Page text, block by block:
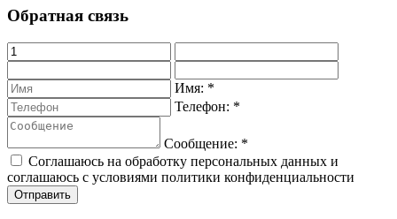
Обратная связь
Имя: *
Телефон: *
Сообщение: *
Соглашаюсь на обработку персональных данных и
соглашаюсь с условиями политики конфиденциальности